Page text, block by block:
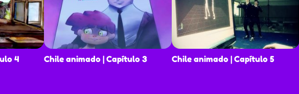
de
4 Chile animado | Capítulo 3 Chile animado | Capítulo 5